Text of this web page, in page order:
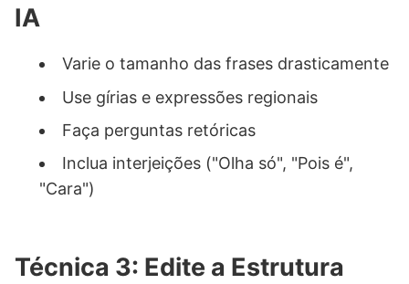
IA
Varie o tamanho das frases drasticamente
Use gírias e expressões regionais
Faça perguntas retóricas
Inclua interjeições ("Olha só", "Pois é",
"Cara")
Técnica 3: Edite a Estrutura